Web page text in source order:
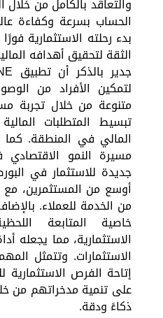
والتعاقد بالكامل من
الحساب بسرعة وكفاءة
بدء رحلته الاستثمارية
الثقة لتحقيق أهدافه
لتمكين الأفراد من
متنوعة من خلال
تبسيط المتطلبات
المالي في المنطقة.
مسيرة النمو
جديدة للاستثمار في
أوسع من المستثمرين،
من الخدمة للعملاء.
خاصية المتابعة
الاستثمارية، مما يجعله
الاستثمارات. وتتمثل
إتاحة الفرص الاستثمارية
على تنمية مدخراتهم من
ذكاءً ودقة.